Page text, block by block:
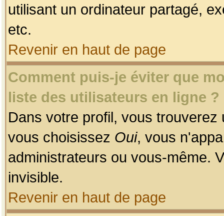
utilisant un ordinateur partagé,
etc.
Revenir en haut de page
Comment puis-je éviter que
liste des utilisateurs en ligne ?
Dans votre profil, vous
vous choisissez Oui, vous
administrateurs ou vous-même.
invisible.
Revenir en haut de page